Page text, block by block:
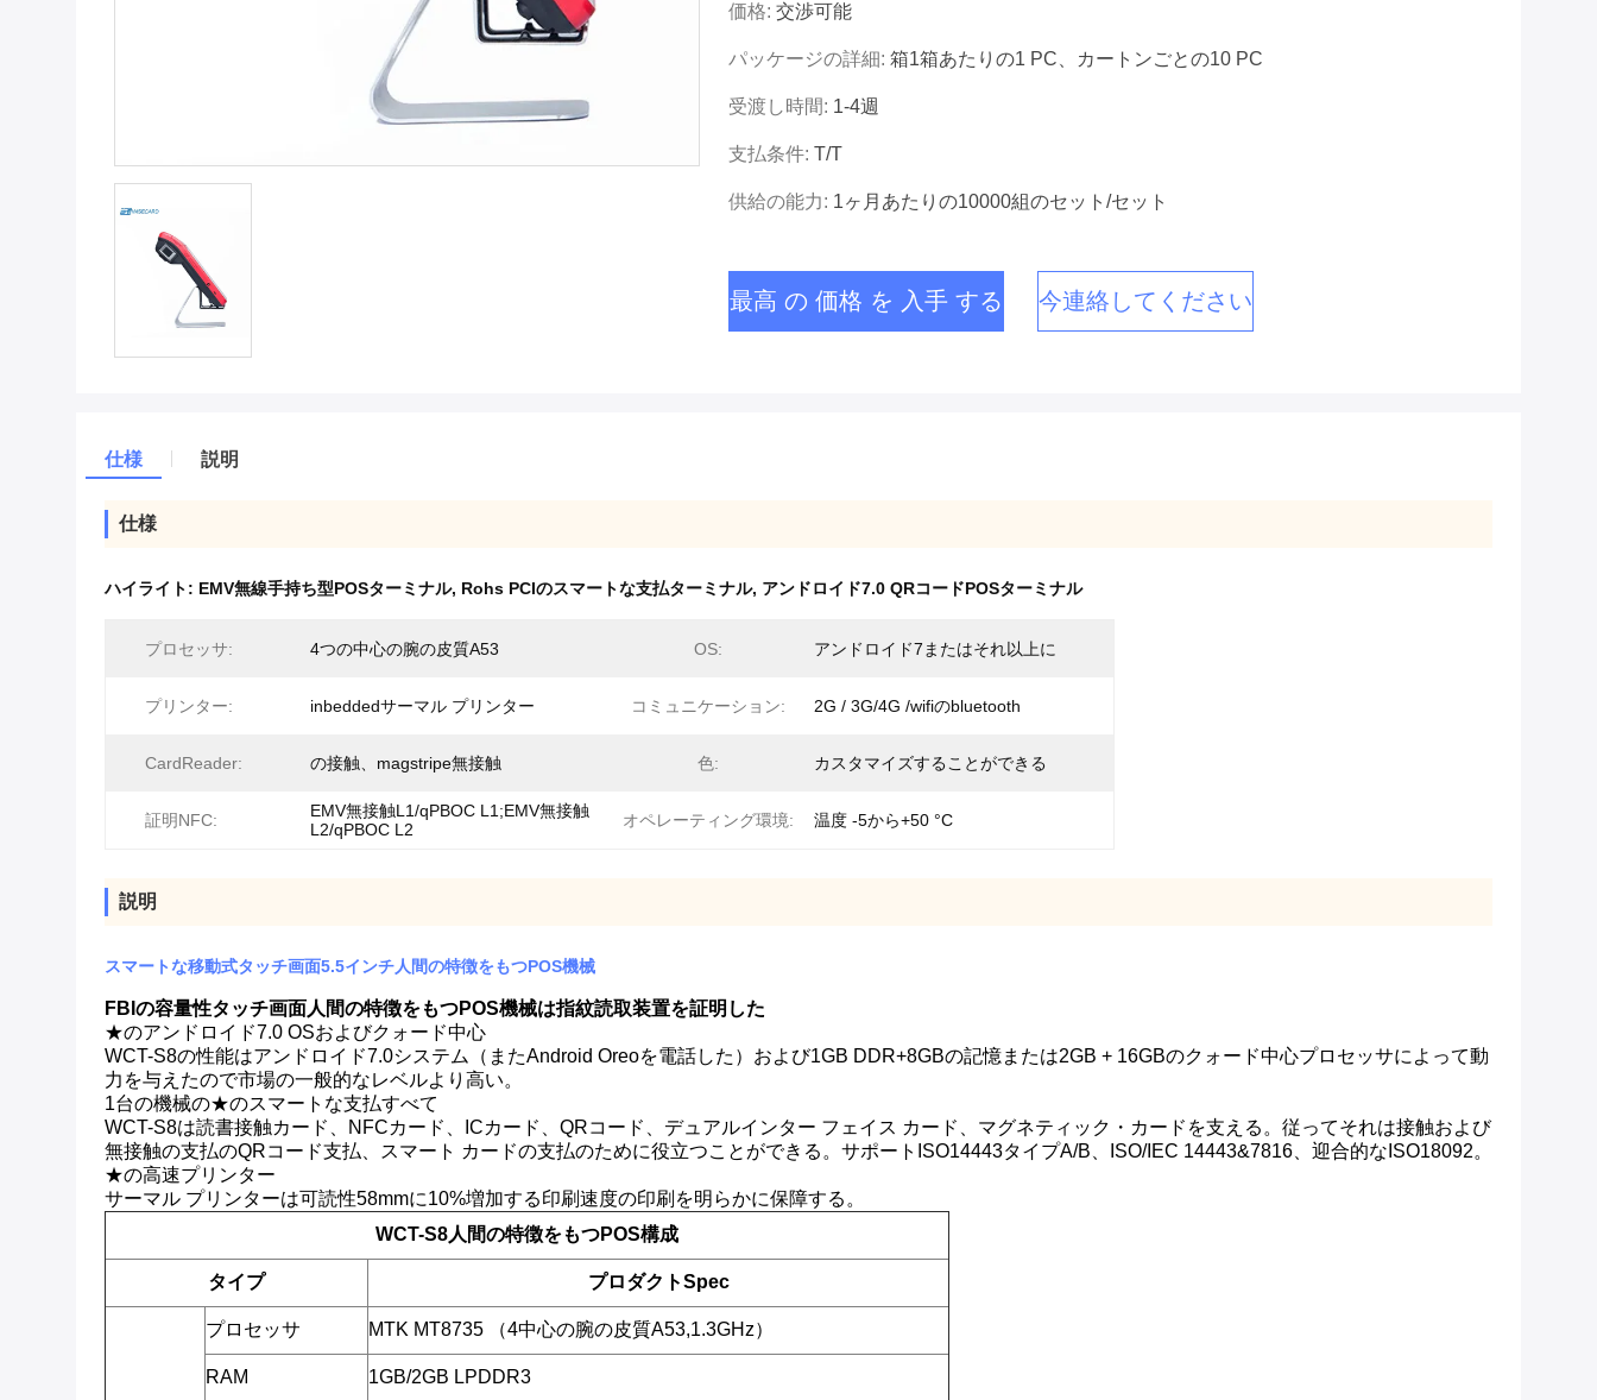
価格: 交渉可能
パッケージの詳細: 箱1箱あたりの1 PC、カートンごとの10 PC
受渡し時間: 1-4週
支払条件: T/T
供給の能力: 1ヶ月あたりの10000組のセット/セット
最高 の 価格 を 入手 する 今連絡してください
仕様 説明
仕様
ハイライト: EMV無線手持ち型POSターミナル, Rohs PCIのスマートな支払ターミナル, アンドロイド7.0 QRコードPOSターミナル
プロセッサ: 4つの中心の腕の皮質A53 OS: アンドロイド7またはそれ以上に
プリンター: inbeddedサーマル プリンター コミュニケーション: 2G / 3G/4G /wifiのbluetooth
CardReader: の接触、magstripe無接触 色: カスタマイズすることができる
証明NFC:
EMV無接触L1/qPBOC L1;EMV無接触
L2/qPBOC L2
オペレーティング環境: 温度 -5から+50 °C
説明
スマートな移動式タッチ画面5.5インチ人間の特徴をもつPOS機械
FBIの容量性タッチ画面人間の特徴をもつPOS機械は指紋読取装置を証明した
★のアンドロイド7.0 OSおよびクォード中心
WCT-S8の性能はアンドロイド7.0システム（またAndroid Oreoを電話した）および1GB DDR+8GBの記憶または2GB + 16GBのクォード中心プロセッサによって動
力を与えたので市場の一般的なレベルより高い。
1台の機械の★のスマートな支払すべて
WCT-S8は読書接触カード、NFCカード、ICカード、QRコード、デュアルインター フェイス カード、マグネティック・カードを支える。従ってそれは接触および
無接触の支払のQRコード支払、スマート カードの支払のために役立つことができる。サポートISO14443タイプA/B、ISO/IEC 14443&7816、迎合的なISO18092。
★の高速プリンター
サーマル プリンターは可読性58mmに10%増加する印刷速度の印刷を明らかに保障する。
WCT-S8人間の特徴をもつPOS構成
タイプ プロダクトSpec
プロセッサ MTK MT8735 （4中心の腕の皮質A53,1.3GHz）
RAM 1GB/2GB LPDDR3